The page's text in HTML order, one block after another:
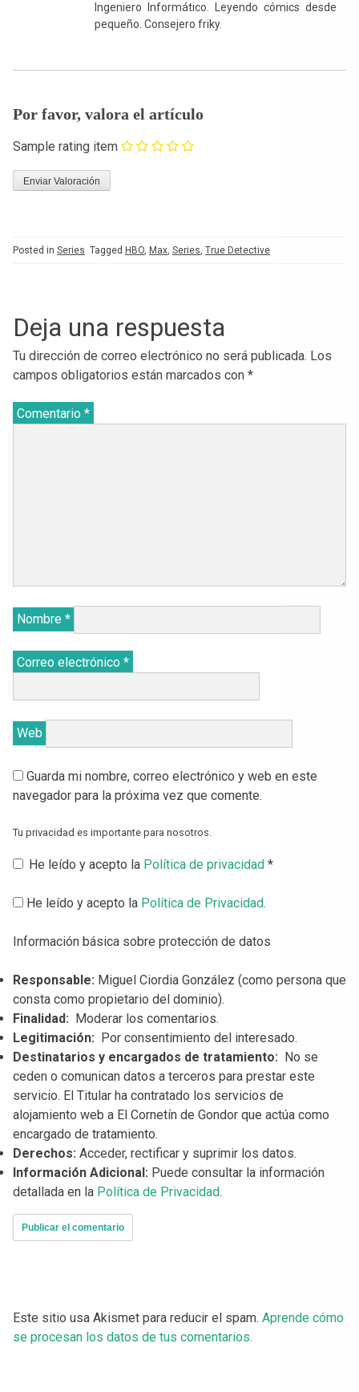
Ingeniero Informático. Leyendo cómics desde
pequeño. Consejero friky.
Por favor, valora el artículo
Sample rating item
Posted in Series Tagged HBO, Max, Series, True Detective
Deja una respuesta
Tu dirección de correo electrónico no será publicada. Los
campos obligatorios están marcados con *
Comentario *
Nombre *
Correo electrónico *
Web
Guarda mi nombre, correo electrónico y web en este
navegador para la próxima vez que comente.
Tu privacidad es importante para nosotros.
He leído y acepto la Política de privacidad *
He leído y acepto la Política de Privacidad.
Información básica sobre protección de datos
Responsable: Miguel Ciordia González (como persona que
consta como propietario del dominio).
Finalidad: Moderar los comentarios.
Legitimación: Por consentimiento del interesado.
Destinatarios y encargados de tratamiento: No se
ceden o comunican datos a terceros para prestar este
servicio. El Titular ha contratado los servicios de
alojamiento web a El Cornetín de Gondor que actúa como
encargado de tratamiento.
Derechos: Acceder, rectificar y suprimir los datos.
Información Adicional: Puede consultar la información
detallada en la Política de Privacidad.
Este sitio usa Akismet para reducir el spam. Aprende cómo
se procesan los datos de tus comentarios.